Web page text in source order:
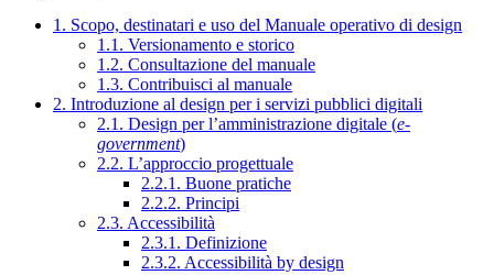
1. Scopo, destinatari e uso del Manuale operativo di design
1.1. Versionamento e storico
1.2. Consultazione del manuale
1.3. Contribuisci al manuale
2. Introduzione al design per i servizi pubblici digitali
2.1. Design per l’amministrazione digitale (e-
government)
2.2. L’approccio progettuale
2.2.1. Buone pratiche
2.2.2. Principi
2.3. Accessibilità
2.3.1. Definizione
2.3.2. Accessibilità by design